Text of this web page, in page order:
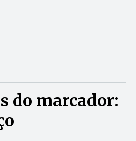
do marcador: